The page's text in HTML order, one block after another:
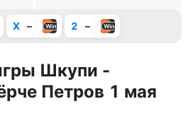
X – 2 –
Шкупи -
Петров 1 мая